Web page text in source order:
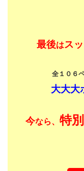
最後はス
全１０６
大大大
今なら、 特別